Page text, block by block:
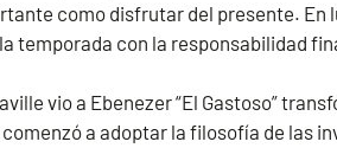
como disfrutar del presente. En
temporada con la responsabilidad
vio a Ebenezer “El Gastoso”
a adoptar la filosofía de las